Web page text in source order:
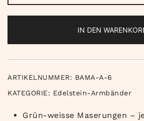
Menge
IN DEN
ARTIKELNUMMER: BAMA-A-6
KATEGORIE: Edelstein-Armbänder
Grün-weisse Maserungen –